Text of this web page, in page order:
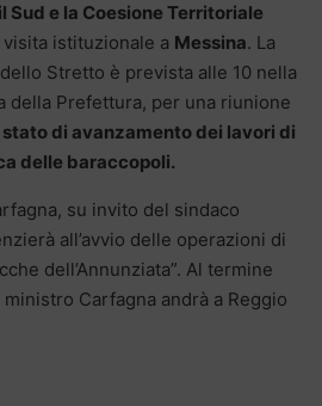
Sud e la Coesione Territoriale
visita istituzionale a Messina. La
Stretto è prevista alle 10 nella
della Prefettura, per una riunione
stato di avanzamento dei lavori di
delle baraccopoli.
su invito del sindaco
all’avvio delle operazioni di
dell’Annunziata”. Al termine
Carfagna andrà a Reggio